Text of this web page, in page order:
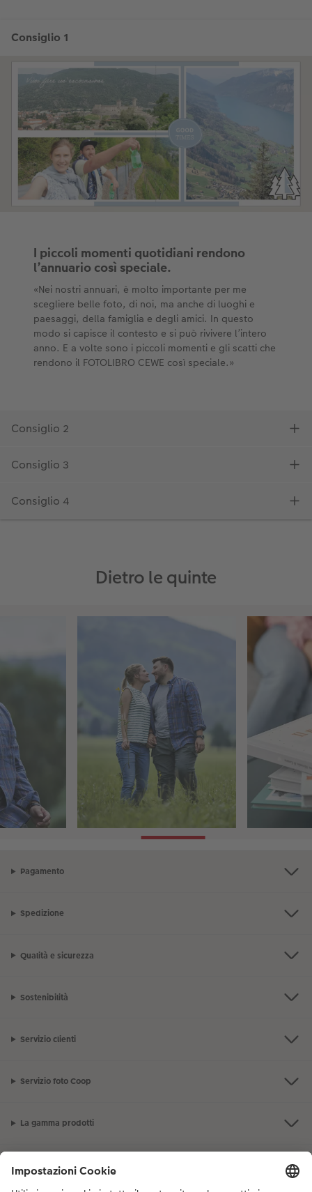
Dietro le quinte
Pagamento
Spedizione
Qualità e sicurezza
Sostenibilità
Servizio clienti
Servizio foto Coop
La gamma prodotti
I nostri consigli